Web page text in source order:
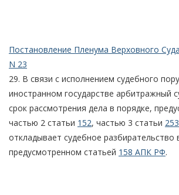
Постановление Пленума Верховного
N 23
29. В связи с исполнением судебного
иностранном государстве арбитражный
срок рассмотрения дела в порядке,
частью 2 статьи 152, частью 3 статьи
откладывает судебное разбирательство
предусмотренном статьей 158 АПК РФ.